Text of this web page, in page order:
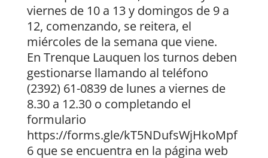
viernes de 10 a 13 y domingos de 9 a
12, comenzando, se reitera, el
miércoles de la semana que viene.
En Trenque Lauquen los turnos deben
gestionarse llamando al teléfono
(2392) 61-0839 de lunes a viernes de
8.30 a 12.30 o completando el
formulario
https://forms.gle/kT5NDufsWjHkoMpf
6 que se encuentra en la página web